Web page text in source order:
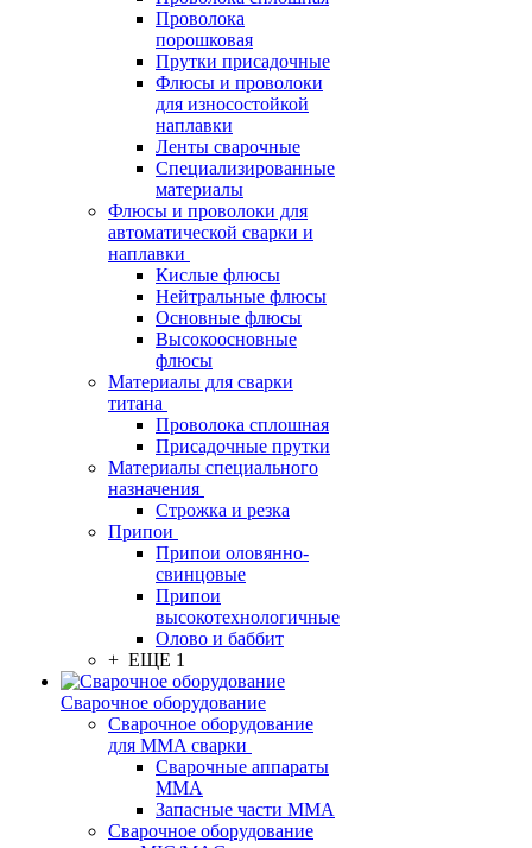
Проволока
порошковая
Прутки присадочные
Флюсы и проволоки
для износостойкой
наплавки
Ленты сварочные
Специализированные
материалы
Флюсы и проволоки для
автоматической сварки и
наплавки
Кислые флюсы
Нейтральные флюсы
Основные флюсы
Высокоосновные
флюсы
Материалы для сварки
титана
Проволока сплошная
Присадочные прутки
Материалы специального
назначения
Строжка и резка
Припои
Припои оловянно-
свинцовые
Припои
высокотехнологичные
Олово и баббит
+ ЕЩЕ 1
Сварочное оборудование
Сварочное оборудование
для MMA сварки
Сварочные аппараты
MMA
Запасные части MMA
Сварочное оборудование